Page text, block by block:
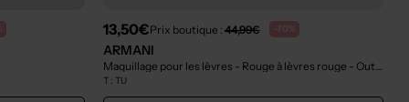
13,50€Prix boutique : 44,99€ -70%
ARMANI
Maquillage pour les lèvres - Rouge à lèvres rouge - Outlet
T : TU